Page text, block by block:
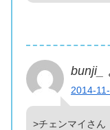
bunji_
2014-
>チェンマイさん